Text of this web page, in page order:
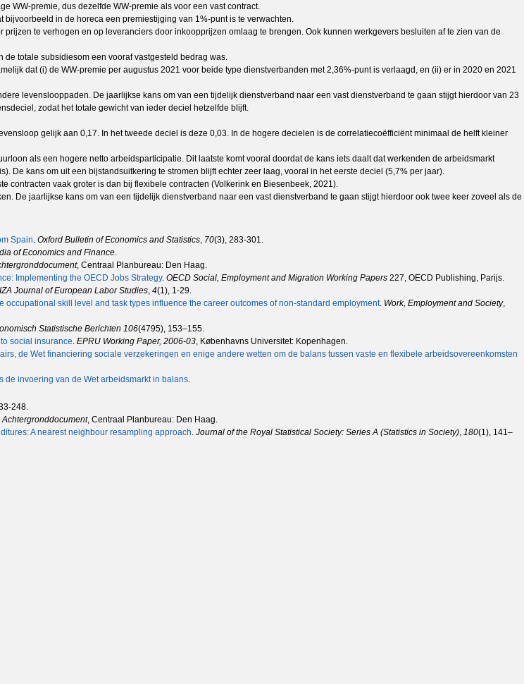
WW-premie, dus dezelfde WW-premie als voor een vast contract.
in de horeca een premiestijging van 1%-punt is te verwachten.
te verhogen en op leveranciers door inkoopprijzen omlaag te brengen. Ook kunnen werkgevers besluiten af te zien van de
totale subsidiesom een vooraf vastgesteld bedrag was.
dat (i) de WW-premie per augustus 2021 voor beide type dienstverbanden met 2,36%-punt is verlaagd, en (ii) er in 2020 en 2021
levenslooppaden. De jaarlijkse kans om van een tijdelijk dienstverband naar een vast dienstverband te gaan stijgt hierdoor van 23
zodat het totale gewicht van ieder deciel hetzelfde blijft.
gelijk aan 0,17. In het tweede deciel is deze 0,03. In de hogere decielen is de correlatiecoëfficiënt minimaal de helft kleiner
als een hogere netto arbeidsparticipatie. Dit laatste komt vooral doordat de kans iets daalt dat werkenden de arbeidsmarkt
De kans om uit een bijstandsuitkering te stromen blijft echter zeer laag, vooral in het eerste deciel (5,7% per jaar).
contracten vaak groter is dan bij flexibele contracten (Volkerink en Biesenbeek, 2021).
De jaarlijkse kans om van een tijdelijk dienstverband naar een vast dienstverband te gaan stijgt hierdoor ook twee keer zoveel als de
Spain. Oxford Bulletin of Economics and Statistics, 70(3), 283-301.
of Economics and Finance.
, Centraal Planbureau: Den Haag.
Implementing the OECD Jobs Strategy. OECD Social, Employment and Migration Working Papers 227, OECD Publishing, Parijs.
IZA Journal of European Labor Studies, 4(1), 1-29.
skill level and task types influence the career outcomes of non-standard employment. Work, Employment and Society,
Statistische Berichten 106(4795), 153–155.
social insurance. EPRU Working Paper, 2006-03, Københavns Universitet: Kopenhagen.
de Wet financiering sociale verzekeringen en enige andere wetten om de balans tussen vaste en flexibele arbeidsovereenkomsten
invoering van de Wet arbeidsmarkt in balans.
248.
Achtergronddocument, Centraal Planbureau: Den Haag.
A nearest neighbour resam­pling approach. Journal of the Royal Statistical Society: Series A (Statistics in Soci­ety), 180(1), 141–